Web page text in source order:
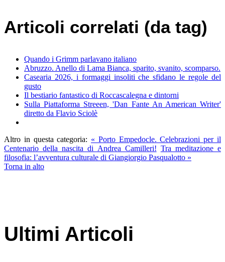
Articoli correlati (da tag)
Quando i Grimm parlavano italiano
Abruzzo. Anello di Lama Bianca, sparito, svanito, scomparso.
Casearia 2026, i formaggi insoliti che sfidano le regole del
gusto
Il bestiario fantastico di Roccascalegna e dintorni
Sulla Piattaforma Streeen, 'Dan Fante An American Writer'
diretto da Flavio Sciolè
Altro in questa categoria: « Porto Empedocle. Celebrazioni per il
Centenario della nascita di Andrea Camilleri! Tra meditazione e
filosofia: l’avventura culturale di Giangiorgio Pasqualotto »
Torna in alto
Ultimi Articoli